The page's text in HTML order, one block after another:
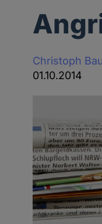
Christoph
01.10.2014